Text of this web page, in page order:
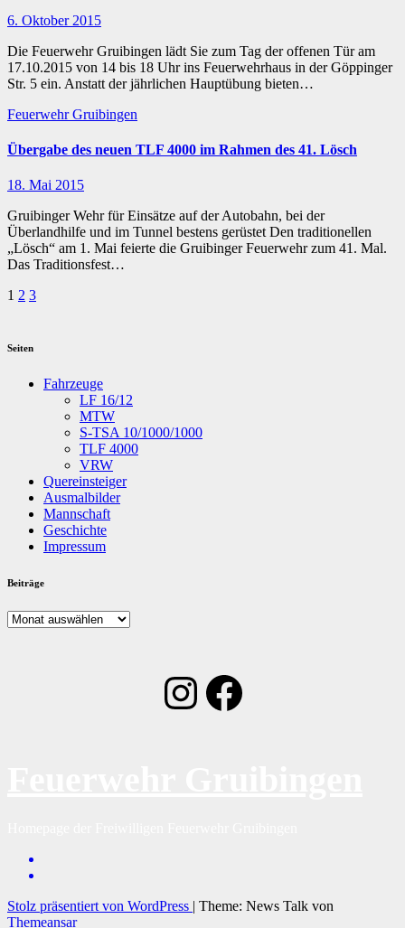
6. Oktober 2015
Die Feuerwehr Gruibingen lädt Sie zum Tag der offenen Tür am
17.10.2015 von 14 bis 18 Uhr ins Feuerwehrhaus in der Göppinger
Str. 5 ein. Anstatt der jährlichen Hauptübung bieten…
Feuerwehr Gruibingen
Übergabe des neuen TLF 4000 im Rahmen des 41. Lösch
18. Mai 2015
Gruibinger Wehr für Einsätze auf der Autobahn, bei der
Überlandhilfe und im Tunnel bestens gerüstet Den traditionellen
„Lösch“ am 1. Mai feierte die Gruibinger Feuerwehr zum 41. Mal.
Das Traditionsfest…
Seitennummerierung
Beiträge
1 2 3
Seiten
Fahrzeuge
LF 16/12
MTW
S-TSA 10/1000/1000
TLF 4000
VRW
Quereinsteiger
Ausmalbilder
Mannschaft
Geschichte
Impressum
Beiträge
Beiträge
Instagram
Facebook
Stolz präsentiert von WordPress | Theme: News Talk von
Themeansar